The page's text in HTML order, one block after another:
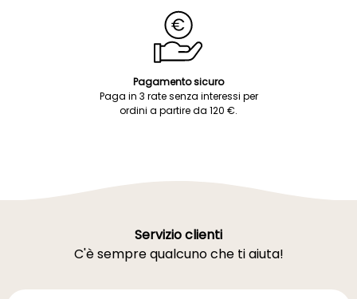
Pagamento sicuro
Paga in 3 rate senza interessi per
ordini a partire da 120 €.
Servizio clienti
C'è sempre qualcuno che ti aiuta!